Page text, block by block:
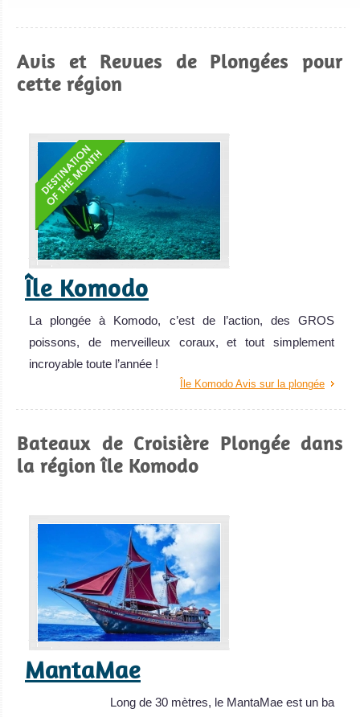
Avis et Revues de Plongées pour
cette région
Île Komodo
La plongée à Komodo, c’est de l’action, des GROS
poissons, de merveilleux coraux, et tout simplement
incroyable toute l’année !
Île Komodo Avis sur la plongée
Bateaux de Croisière Plongée dans
la région île Komodo
MantaMae
Long de 30 mètres, le MantaMae est un ba